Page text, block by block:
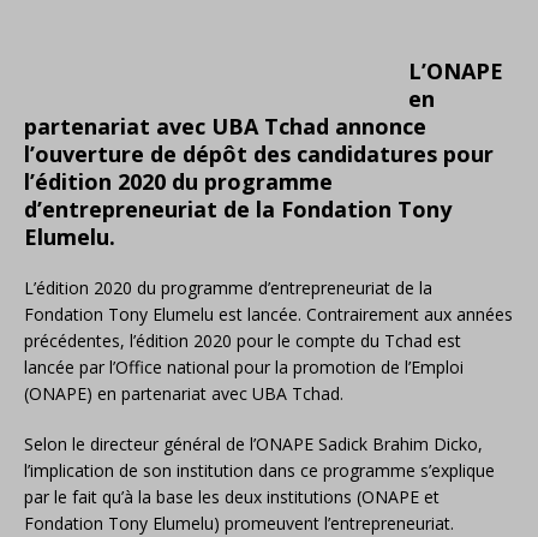
L’ONAPE
en
partenariat avec UBA Tchad annonce
l’ouverture de dépôt des candidatures pour
l’édition 2020 du programme
d’entrepreneuriat de la Fondation Tony
Elumelu.
L’édition 2020 du programme d’entrepreneuriat de la
Fondation Tony Elumelu est lancée. Contrairement aux années
précédentes, l’édition 2020 pour le compte du Tchad est
lancée par l’Office national pour la promotion de l’Emploi
(ONAPE) en partenariat avec UBA Tchad.
Selon le directeur général de l’ONAPE Sadick Brahim Dicko,
l’implication de son institution dans ce programme s’explique
par le fait qu’à la base les deux institutions (ONAPE et
Fondation Tony Elumelu) promeuvent l’entrepreneuriat.